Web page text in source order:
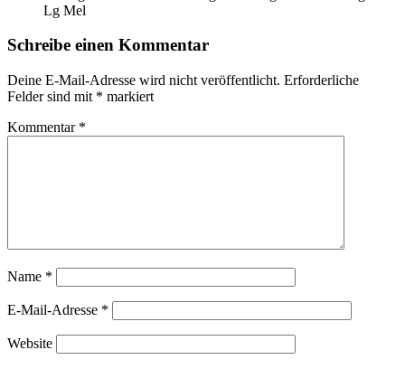
Lg Mel
Schreibe einen Kommentar
Deine E-Mail-Adresse wird nicht veröffentlicht. Erforderliche
Felder sind mit * markiert
Kommentar *
Name *
E-Mail-Adresse *
Website